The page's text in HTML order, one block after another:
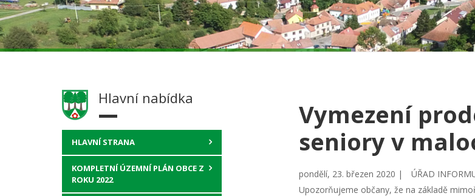
Hlavní nabídka
HLAVNÍ STRANA
KOMPLETNÍ ÚZEMNÍ PLÁN OBCE Z
ROKU 2022
Vymezení
seniory v
pondělí, 23. březen 2020 |
ÚŘAD
Upozorňujeme občany, že na základě